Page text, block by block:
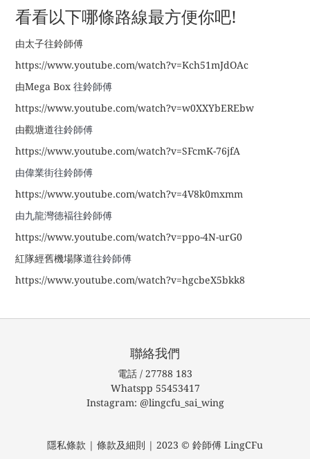
看看以下哪條路線最方便你吧!
由太子往鈴師傅
https://www.youtube.com/watch?v=Kch51mJdOAc
由Mega Box 往鈴師傅
https://www.youtube.com/watch?v=w0XXYbEREbw
由觀塘道往鈴師傅
https://www.youtube.com/watch?v=SFcmK-76jfA
由偉業街往鈴師傅
https://www.youtube.com/watch?v=4V8k0mxmm
由九龍灣德褔往鈴師傅
https://www.youtube.com/watch?v=ppo-4N-urG0
紅隊經舊機場隊道往鈴師傅
https://www.youtube.com/watch?v=hgcbeX5bkk8
聯絡我們
電話 / 27788 183
Whatspp 55453417
Instagram: @lingcfu_sai_wing
隱私條款 | 條款及細則 | 2023 © 鈴師傅 LingCFu